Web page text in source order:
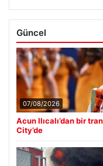
Güncel
07/08/2026
Acun Ilıcalı’dan bir
City’de